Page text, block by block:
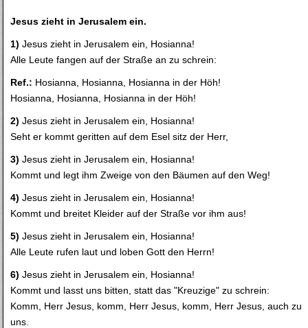
Jesus zieht in Jerusalem ein.
1) Jesus zieht in Jerusalem ein, Hosianna!
Alle Leute fangen auf der Straße an zu schrein:
Ref.: Hosianna, Hosianna, Hosianna in der Höh!
Hosianna, Hosianna, Hosianna in der Höh!
2) Jesus zieht in Jerusalem ein, Hosianna!
Seht er kommt geritten auf dem Esel sitz der Herr,
3) Jesus zieht in Jerusalem ein, Hosianna!
Kommt und legt ihm Zweige von den Bäumen auf den Weg!
4) Jesus zieht in Jerusalem ein, Hosianna!
Kommt und breitet Kleider auf der Straße vor ihm aus!
5) Jesus zieht in Jerusalem ein, Hosianna!
Alle Leute rufen laut und loben Gott den Herrn!
6) Jesus zieht in Jerusalem ein, Hosianna!
Kommt und lasst uns bitten, statt das "Kreuzige" zu schrein:
Komm, Herr Jesus, komm, Herr Jesus, komm, Herr Jesus, auch zu
uns.